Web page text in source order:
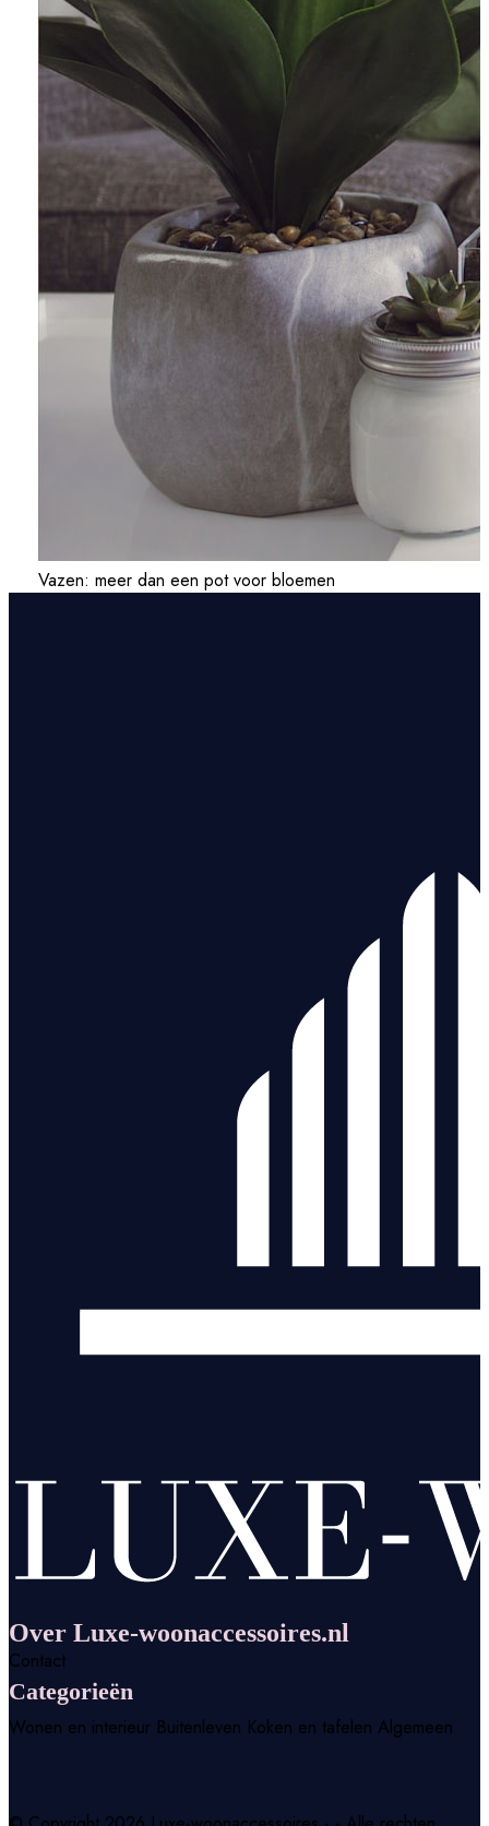
Vazen: meer dan een pot voor bloemen
Over Luxe-woonaccessoires.nl
Contact
Categorieën
Wonen en interieur Buitenleven Koken en tafelen Algemeen